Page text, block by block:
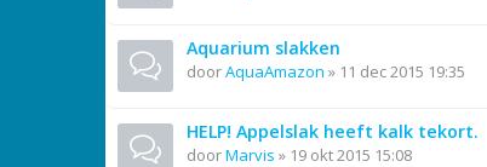
Aquarium slakken
doorAquaAmazon » 11 dec 2015 19:35
HELP! Appelslak heeft kalk tekort.
doorMarvis » 19 okt 2015 15:08